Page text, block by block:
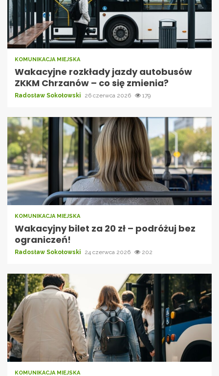
KOMUNIKACJA MIEJSKA
Wakacyjne rozkłady jazdy autobusów
ZKKM Chrzanów – co się zmienia?
Radosław Sokołowski 26 czerwca 2026 179
KOMUNIKACJA MIEJSKA
Wakacyjny bilet za 20 zł – podróżuj bez
ograniczeń!
Radosław Sokołowski 24 czerwca 2026 202
KOMUNIKACJA MIEJSKA